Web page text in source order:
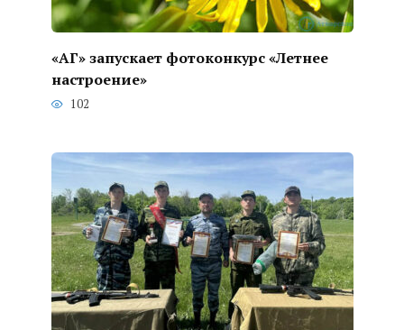
«АГ» запускает фотоконкурс «Летнее
настроение»
102